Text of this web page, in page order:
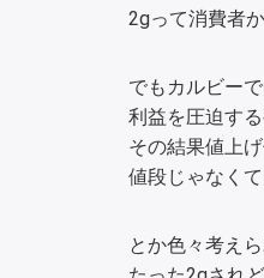
2gって消費者
でもカルビー
利益を圧迫す
その結果値上
値段じゃなく
とか色々考え